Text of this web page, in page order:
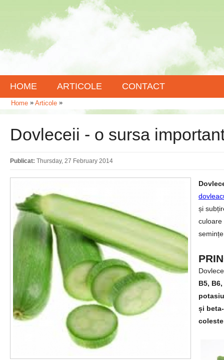
HOME ARTICOLE CONTACT
Home » Articole »
Dovleceii - o sursa
Publicat: Thursday, 27 February 2014
și
culoare
B5,
și